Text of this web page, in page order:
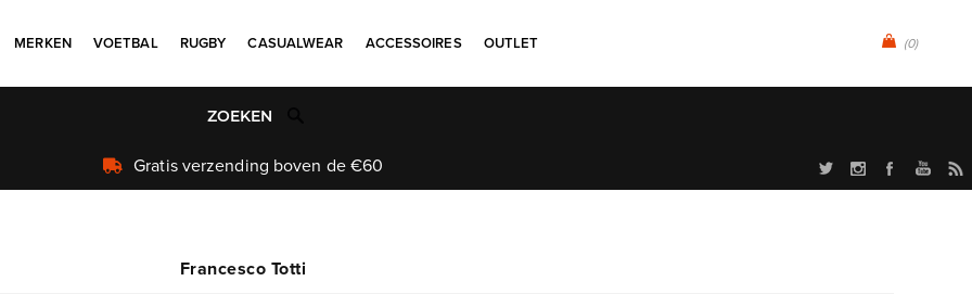
(0)
MERKEN VOETBAL RUGBY CASUALWEAR ACCESSOIRES OUTLET
Uniek aanbod
Francesco Totti